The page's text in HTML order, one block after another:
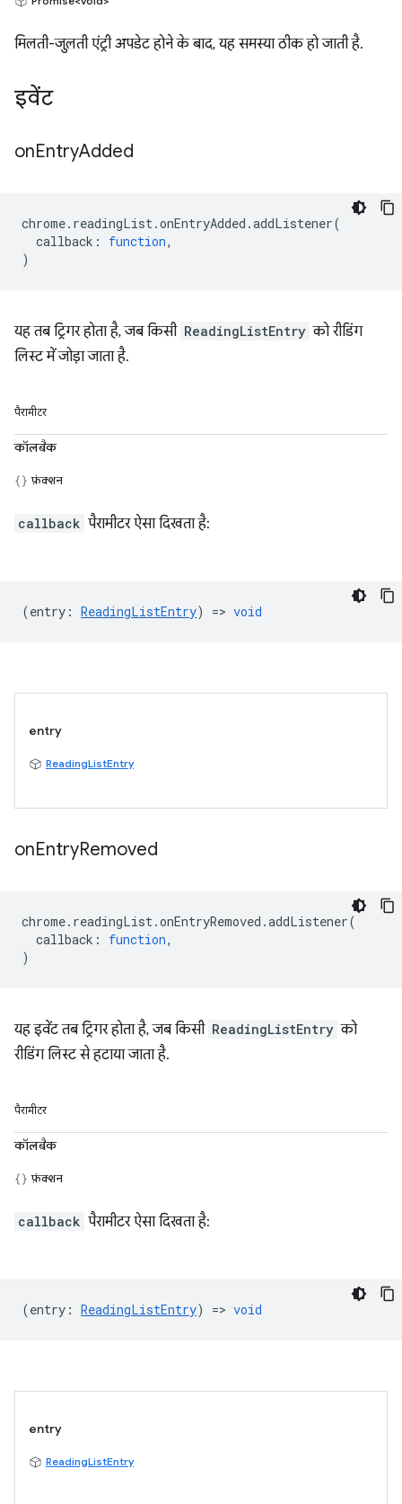
मिलती-जुलती एंट्री अपडेट होने के बाद, यह समस्या ठीक हो जाती है.
इवेंट
onEntryAdded
chrome. readingList .onEntryAdded .addListener(
callback : function,
)
यह तब ट्रिगर होता है, जब किसी ReadingListEntry को रीडिंग
लिस्ट में जोड़ा जाता है.
पैरामीटर
कॉलबैक
फ़ंक्शन
callback पैरामीटर ऐसा दिखता है:
(entry : ReadingListEntry) => void
entry
ReadingListEntry
onEntryRemoved
chrome. readingList .onEntryRemoved .addListener(
callback : function,
)
यह इवेंट तब ट्रिगर होता है, जब किसी ReadingListEntry को
रीडिंग लिस्ट से हटाया जाता है.
पैरामीटर
कॉलबैक
फ़ंक्शन
callback पैरामीटर ऐसा दिखता है:
(entry : ReadingListEntry) => void
entry
ReadingListEntry